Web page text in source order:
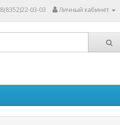
8(8352)22-03-03 Личный кабинет